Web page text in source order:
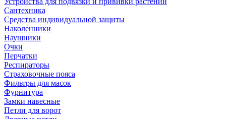
Сантехника
Средства индивидуальной защиты
Наколенники
Наушники
Очки
Перчатки
Респираторы
Страховочные пояса
Фильтры для масок
Фурнитура
Замки навесные
Петли для ворот